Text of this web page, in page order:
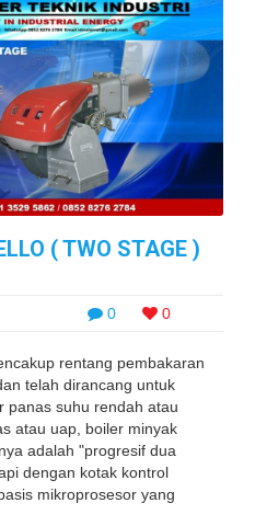
( TWO STAGE )
0 0
rentang pembakaran
telah dirancang untuk
panas suhu rendah atau
atau uap, boiler minyak
adalah "progresif dua
dengan kotak kontrol
mikroprosesor yang